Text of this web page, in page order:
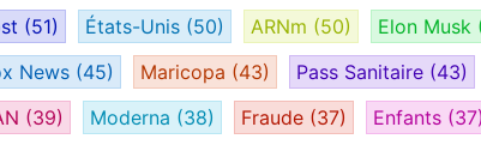
(51) États-Unis (50) ARNm (50) Elon Musk
News (45) Maricopa (43) Pass Sanitaire (43)
(39) Moderna (38) Fraude (37) Enfants (37)